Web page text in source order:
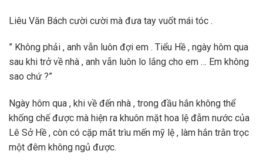
Liêu Văn Bách cười cười mà đưa tay vuốt mái tóc .
” Không phải , anh vẫn luôn đợi em . Tiểu Hề , ngày hôm qua
sau khi trở về nhà , anh vẫn luôn lo lắng cho em … Em không
sao chứ ?”
Ngày hôm qua , khi về đến nhà , trong đầu hắn không thể
khống chế được mà hiện ra khuôn mặt hoa lệ đẫm nước của
Lê Sở Hề , còn có cặp mắt trìu mến mỹ lệ , làm hắn trằn trọc
một đêm không ngủ được.